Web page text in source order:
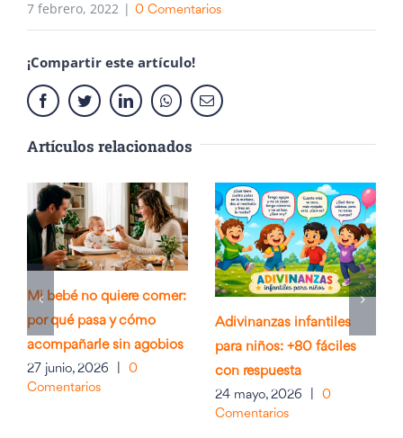
7 febrero, 2022 | 0 Comentarios
¡Compartir este artículo!
FacebookTwitterLinkedInWhatsappEmail
Artículos relacionados
Mi bebé no quiere comer:
por qué pasa y cómo
acompañarle sin agobios
27 junio, 2026
0
Comentarios
Adivinanzas infantiles
para niños: +80 fáciles
con respuesta
24 mayo, 2026
0
Comentarios